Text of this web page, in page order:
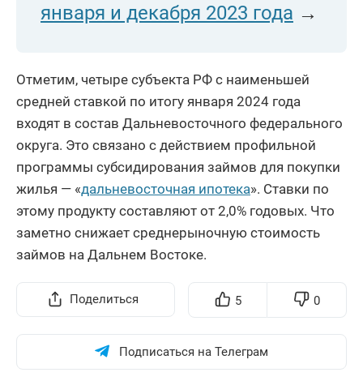
января и декабря 2023 года →
Отметим, четыре субъекта РФ с наименьшей
средней ставкой по итогу января 2024 года
входят в состав Дальневосточного федерального
округа. Это связано с действием профильной
программы субсидирования займов для покупки
жилья — «дальневосточная ипотека». Ставки по
этому продукту составляют от 2,0% годовых. Что
заметно снижает среднерыночную стоимость
займов на Дальнем Востоке.
Поделиться 5 0
Подписаться на Телеграм